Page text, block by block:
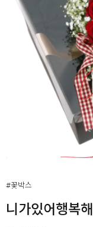
#꽃박스
니가있어행복해